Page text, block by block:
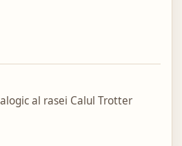
al rasei Calul Trotter